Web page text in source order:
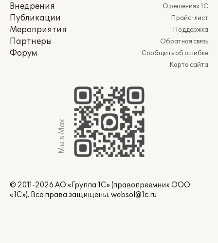
Внедрения
Публикации
Мероприятия
Партнеры
Форум
О решениях 1С
Прайс-лист
Поддержка
Обратная связь
Сообщить об ошибке
Карта сайта
Мы в Max
© 2011-2026 АО «Группа 1С» (правопреемник ООО
«1С»). Все права защищены. websol@1c.ru